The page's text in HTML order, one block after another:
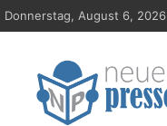
S
k
Donnerstag, August 6, 2026